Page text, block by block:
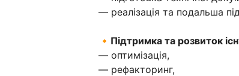
— реалізація та подальша
🔸 Підтримка та розвиток
— оптимізація,
— рефакторинг,